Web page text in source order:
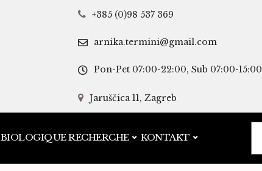
+385 (0)98 537 369
arnika.termini@gmail.com
Pon-Pet 07:00-22:00, Sub 07:00-15:00
Jaruščica 11, Zagreb
BIOLOGIQUE RECHERCHE KONTAKT